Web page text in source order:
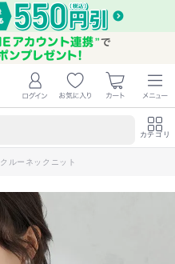
カテゴリ
クルーネックニット